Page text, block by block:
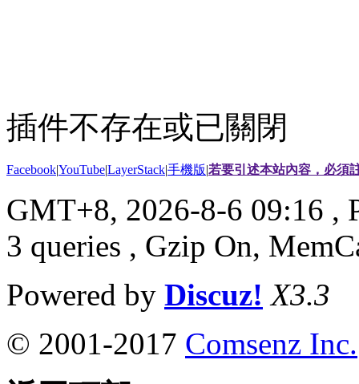
插件不存在或已關閉
Facebook|YouTube|LayerStack|手機版|若要引述本站內容，必須
GMT+8, 2026-8-6 09:16 ,
3 queries , Gzip On,
Powered by Discuz! X3.3
© 2001-2017 Comsenz Inc.